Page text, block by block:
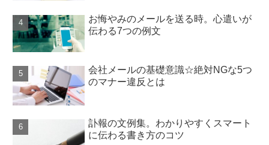
お悔やみのメールを送る時。心遣いが
伝わる7つの例文
会社メールの基礎意識☆絶対NGな5つ
のマナー違反とは
訃報の文例集。わかりやすくスマート
に伝わる書き方のコツ